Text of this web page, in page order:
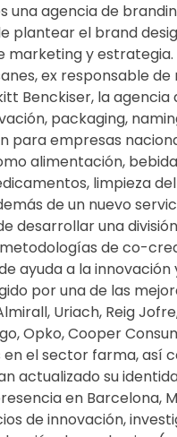
una agencia de
plantear el brand
marketing y estrategia.
ex responsable
Benckiser, la
packaging,
para empresas
alimentación,
limpieza
de un nuevo
desarrollar una
de co-
ayuda a la innovación
por una de las
Uriach, Reig
Opko, Cooper
en el sector farma, así
actualizado su
en Barcelona,
de innovación,